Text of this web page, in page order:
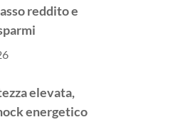
reddito e
elevata,
energetico